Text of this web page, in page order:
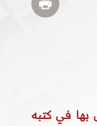
بها في كتبه